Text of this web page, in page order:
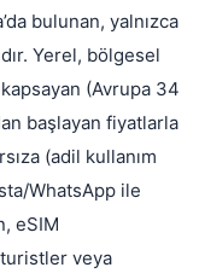
bulunan, yalnızca
Yerel, bölgesel
(Avrupa 34
başlayan fiyatlarla
(adil kullanım
WhatsApp ile
eSIM
veya